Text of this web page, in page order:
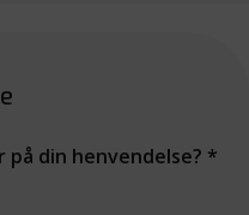
på din henvendelse? *